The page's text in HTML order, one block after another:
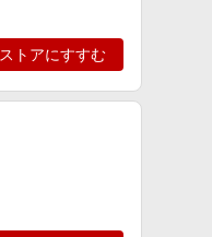
ストアにすすむ